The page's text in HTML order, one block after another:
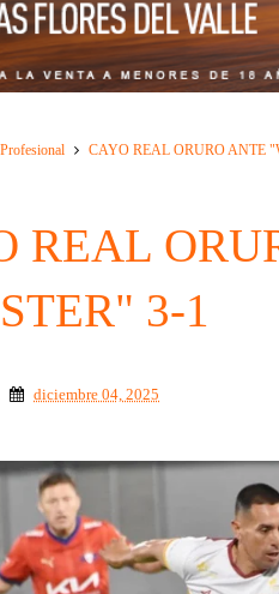
CAYO REAL ORURO ANTE
REAL
3-1
diciembre 04, 2025